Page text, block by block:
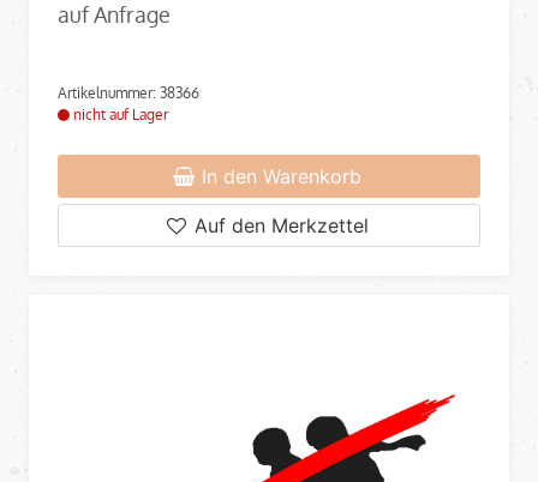
auf Anfrage
Artikelnummer: 38366
nicht auf Lager
In den Warenkorb
Auf den Merkzettel